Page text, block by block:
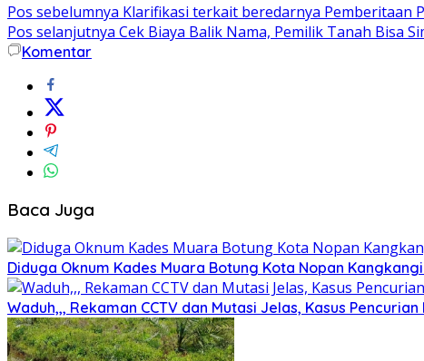
Pos sebelumnya Klarifikasi terkait beredarnya Pemberitaan
Pos selanjutnya Cek Biaya Balik Nama, Pemilik Tanah Bisa
Komentar
Baca Juga
Diduga Oknum Kades Muara Botung Kota Nopan
Waduh,,, Rekaman CCTV dan Mutasi Jelas, Kasus